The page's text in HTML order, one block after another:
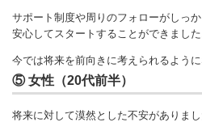
サポート制度や周りのフォローがしっか
安心してスタートすることができました
今では将来を前向きに考えられるように
⑤ 女性（20代前半）
将来に対して漠然とした不安がありまし